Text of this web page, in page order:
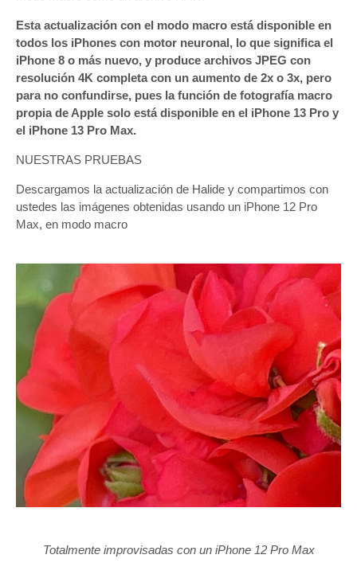
Esta actualización con el modo macro está disponible en
todos los iPhones con motor neuronal, lo que significa el
iPhone 8 o más nuevo, y produce archivos JPEG con
resolución 4K completa con un aumento de 2x o 3x, pero
para no confundirse, pues la función de fotografía macro
propia de Apple solo está disponible en el iPhone 13 Pro y
el iPhone 13 Pro Max.
NUESTRAS PRUEBAS
Descargamos la actualización de Halide y compartimos con
ustedes las imágenes obtenidas usando un iPhone 12 Pro
Max, en modo macro
Totalmente improvisadas con un iPhone 12 Pro Max